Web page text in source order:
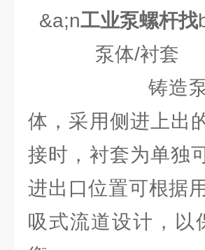
&a;n工业泵螺杆找
泵体/衬套
铸造泵体通
体，采用侧进上出
接时，衬套为单独
进出口位置可根据
吸式流道设计，以